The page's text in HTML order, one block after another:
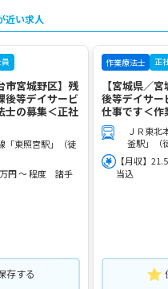
近い求人
市宮城野区】残
等デイサービ
士の募集＜正社
「東照宮駅」（徒
円 ～ 程度 諸手
存する
作業療法士 正
【宮城県／
後等デイサー
仕事です＜作
ＪＲ東北
釜駅」（
【月収】
当込